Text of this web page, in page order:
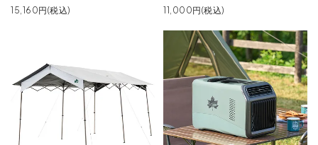
15,160円(税込)
11,000円(税込)